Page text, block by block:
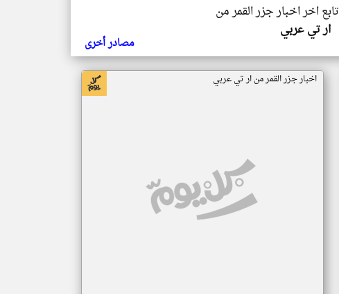
تابع اخر اخبار جزر القمر من
ار تي عربي
مصادر أخرى
اخبار جزر القمر من ار تي عربي